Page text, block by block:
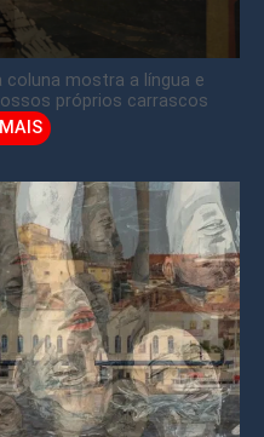
coluna mostra a língua e
próprios carrascos